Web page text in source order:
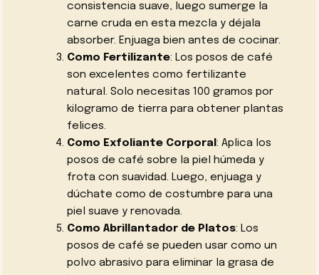
consistencia suave, luego sumerge la
carne cruda en esta mezcla y déjala
absorber. Enjuaga bien antes de cocinar.
Como Fertilizante: Los posos de café
son excelentes como fertilizante
natural. Solo necesitas 100 gramos por
kilogramo de tierra para obtener plantas
felices.
Como Exfoliante Corporal: Aplica los
posos de café sobre la piel húmeda y
frota con suavidad. Luego, enjuaga y
dúchate como de costumbre para una
piel suave y renovada.
Como Abrillantador de Platos: Los
posos de café se pueden usar como un
polvo abrasivo para eliminar la grasa de